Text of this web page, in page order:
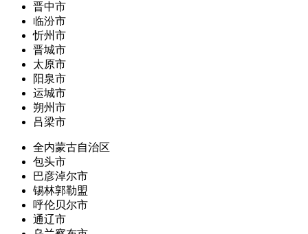
晋中市
临汾市
忻州市
晋城市
太原市
阳泉市
运城市
朔州市
吕梁市
全内蒙古自治区
包头市
巴彦淖尔市
锡林郭勒盟
呼伦贝尔市
通辽市